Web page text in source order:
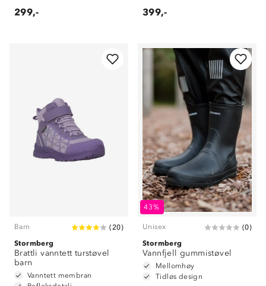
299,- 399,-
Barn (20)
Stormberg
Brattli vanntett turstøvel
barn
Vanntett membran
43%
Unisex (0)
Stormberg
Vannfjell gummistøvel
Mellomhøy
Tidløs design